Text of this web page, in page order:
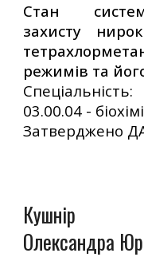
Стан
захисту
режимів та
Спеціальність:
03.00.04 -
Затверджено
Кушнір
Олександра